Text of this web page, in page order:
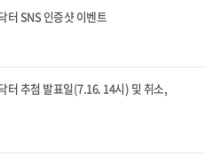
터 SNS 인증샷 이벤트
터 추첨 발표일(7.16. 14시) 및 취소,